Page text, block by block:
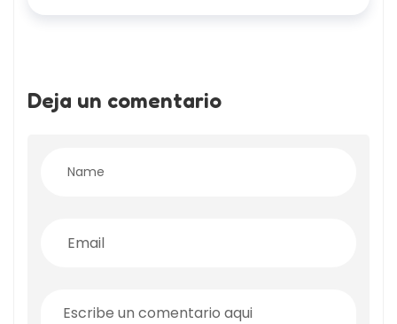
Deja un comentario